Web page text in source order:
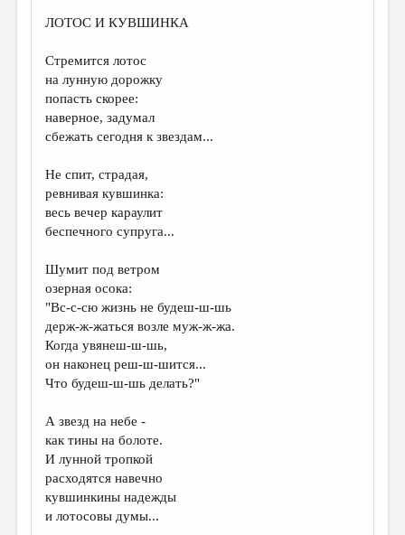
ЛОТОС И КУВШИНКА
Стремится лотос
на лунную дорожку
попасть скорее:
наверное, задумал
сбежать сегодня к звездам...
Не спит, страдая,
ревнивая кувшинка:
весь вечер караулит
беспечного супруга...
Шумит под ветром
озерная осока:
"Вс-с-сю жизнь не будеш-ш-шь
держ-ж-жаться возле муж-ж-жа.
Когда увянеш-ш-шь,
он наконец реш-ш-шится...
Что будеш-ш-шь делать?"
А звезд на небе -
как тины на болоте.
И лунной тропкой
расходятся навечно
кувшинкины надежды
и лотосовы думы...